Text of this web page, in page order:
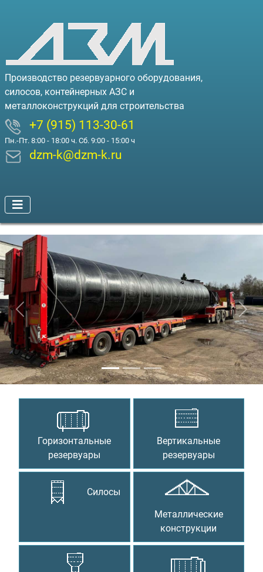
Производство резервуарного оборудования,
силосов, контейнерных АЗС и
металлоконструкций для строительства
+7 (915) 113-30-61
Пн.-Пт. 8:00 - 18:00 ч. Сб. 9:00 - 15:00 ч
dzm-k@dzm-k.ru
Предыдущий
Горизонтальные
резервуары
Вертикальные
резервуары
Силосы
Металлические
конструкции